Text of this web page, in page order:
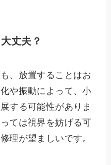
丈夫？
、放置することはお
や振動によって、小
する可能性がありま
ては視界を妨げる可
理が望ましいです。